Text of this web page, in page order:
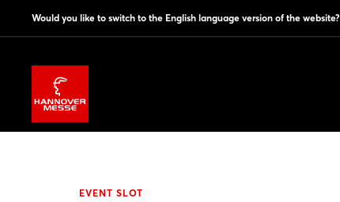
Would you like to switch to the English language version of the website?
EVENT SLOT